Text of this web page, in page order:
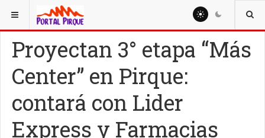
ESTÁ AQUÍ: NOTICIAS
Proyectan 3° etapa “Más
Center” en Pirque:
contará con Lider
Express y Farmacias